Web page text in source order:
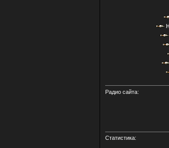
Радио сайта:
Статистика: